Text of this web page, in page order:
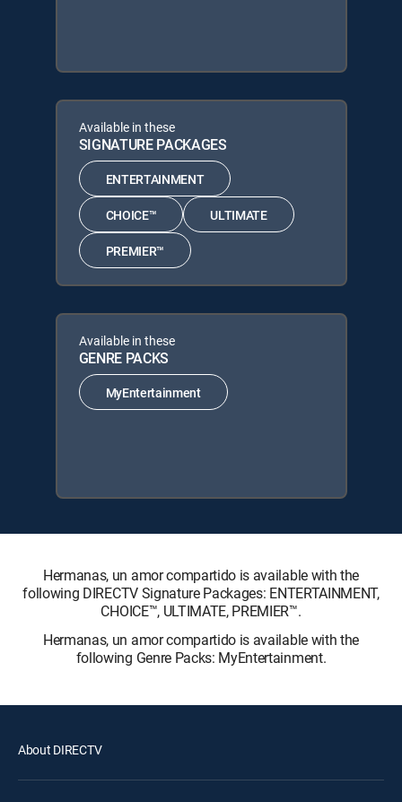
Available in these
SIGNATURE PACKAGES
ENTERTAINMENT
CHOICE™ ULTIMATE
PREMIER™
Available in these
GENRE PACKS
MyEntertainment
Hermanas, un amor compartido is available with the
following DIRECTV Signature Packages: ENTERTAINMENT,
CHOICE™, ULTIMATE, PREMIER™.
Hermanas, un amor compartido is available with the
following Genre Packs: MyEntertainment.
About DIRECTV